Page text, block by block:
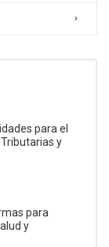
para el
y
para
y